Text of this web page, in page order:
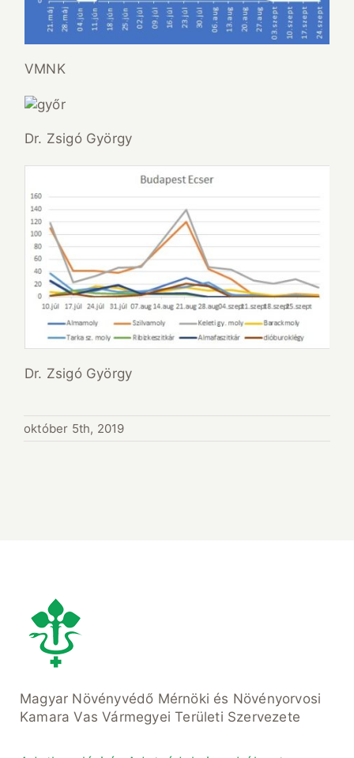
VMNK
Dr. Zsigó György
Dr. Zsigó György
október 5th, 2019
Magyar Növényvédő Mérnöki és Növényorvosi
Kamara Vas Vármegyei Területi Szervezete